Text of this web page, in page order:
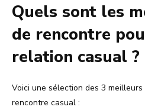
Quels sont les
de rencontre
relation casual ?
Voici une sélection des 3
rencontre casual :